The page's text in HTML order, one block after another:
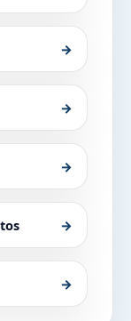
→
→
→
→
→